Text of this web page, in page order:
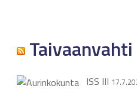
Taivaanvahti
ISS III